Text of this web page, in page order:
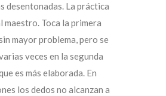
desentonadas. La práctica
maestro. Toca la primera
mayor problema, pero se
veces en la segunda
es más elaborada. En
los dedos no alcanzan a